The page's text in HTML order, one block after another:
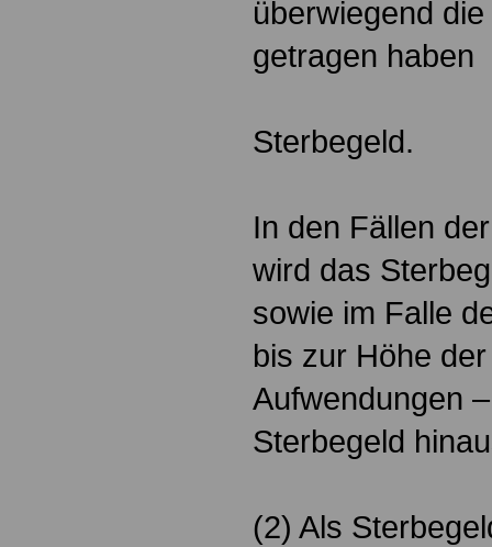
überwiegend
getragen haben
Sterbegeld.
In den Fällen
wird das
sowie im Falle
bis zur Höhe
Aufwendungen
Sterbegeld
(2) Als